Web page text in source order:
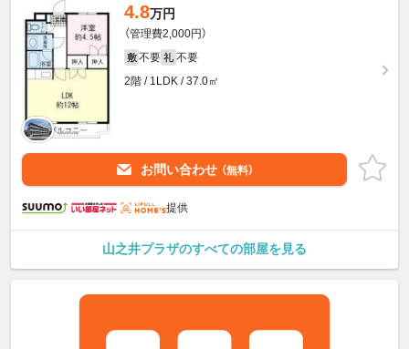
4.8万円
（管理費2,000円）
敷 不要 礼 不要
2階 / 1LDK / 37.0㎡
お問い合わせ （無料）
提供
山之井プラザのすべての部屋を見る